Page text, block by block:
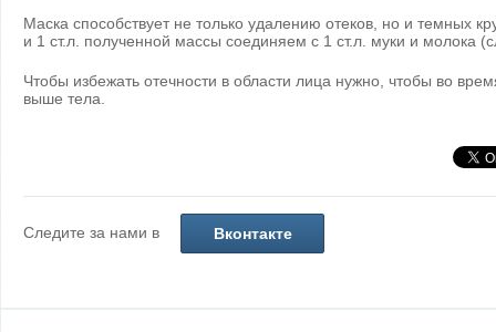
Маска способствует не только удалению отеков, но и темных
и 1 ст.л. полученной массы соединяем с 1 ст.л. муки и молока
Чтобы избежать отечности в области лица нужно, чтобы во
выше тела.
Следите за нами в Вконтакте